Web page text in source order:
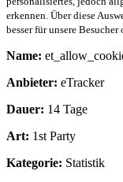
erkennen. Über diese
besser für unsere
Name:
Anbieter: eTracker
Dauer: 14 Tage
Art: 1st Party
Kategorie: Statistik